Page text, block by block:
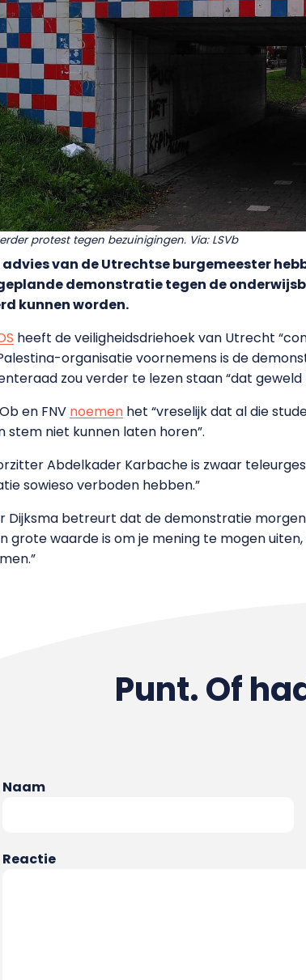
protest tegen bezuinigingen. Via: LSVb
van de Utrechtse burgemeester
demonstratie tegen de
kunnen worden.
heeft de veiligheidsdriehoek van Utrecht
organisatie voornemens is de
zou verder te lezen staan “dat
en FNV noemen het “vreselijk dat al die
stem niet kunnen laten horen”.
Abdelkader Karbache is zwaar
sowieso verboden hebben.”
Dijksma betreurt dat de demonstratie
grote waarde is om je mening te mogen
Punt. Of
Naam
Reactie